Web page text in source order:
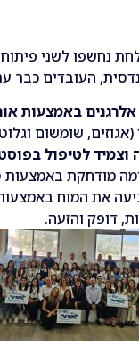
נחשפו לשני
העובדים כבר
אלרגנים באמצעות
(אגוזים, שומשום
וצמיד לטיפול
מודחקת באמצעות
את המוח
דופק והזעה.